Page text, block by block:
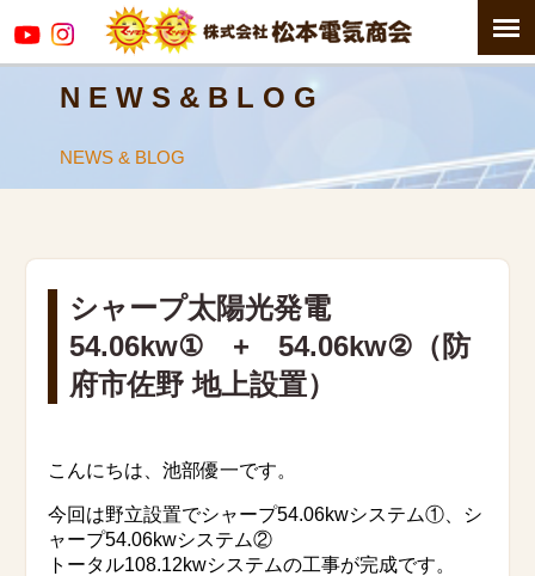
N E W S & B L O G
NEWS & BLOG
シャープ太陽光発電
54.06kw① + 54.06kw②（防
府市佐野 地上設置）
こんにちは、池部優一です。
今回は野立設置でシャープ54.06kwシステム①、シ
ャープ54.06kwシステム②
トータル108.12kwシステムの工事が完成です。